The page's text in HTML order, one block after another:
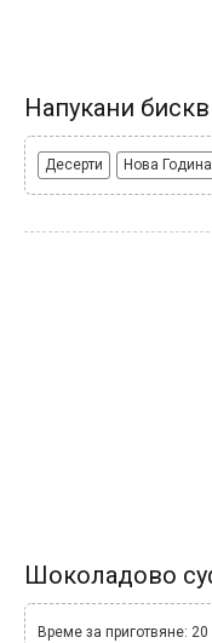
Напукани
Десерти Нова Година
Шоколадово
Време за приготвяне: